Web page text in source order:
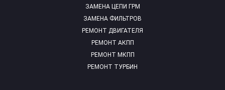
ЗАМЕНА ЦЕПИ ГРМ
ЗАМЕНА ФИЛЬТРОВ
РЕМОНТ ДВИГАТЕЛЯ
РЕМОНТ АКПП
РЕМОНТ МКПП
РЕМОНТ ТУРБИН